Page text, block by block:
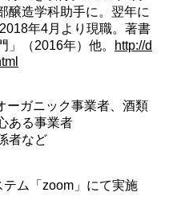
醸造学科助手に。翌年に
年4月より現職。著書
」（2016年）他。
http://d
ガニック事業者、酒類
ある事業者
者など
ム「zoom」にて実施